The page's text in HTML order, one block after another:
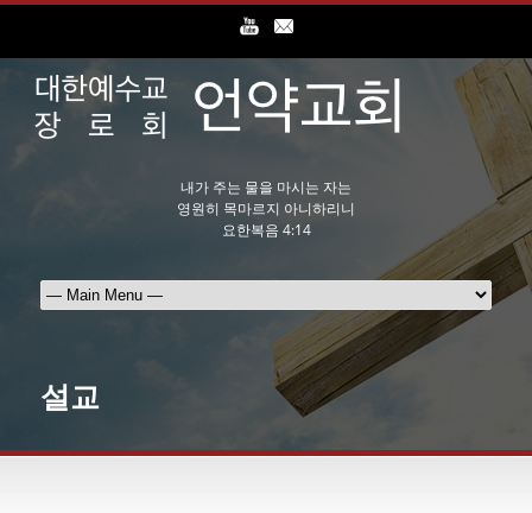
내가 주는 물을 마시는 자는
영원히 목마르지 아니하리니
요한복음 4:14
설교